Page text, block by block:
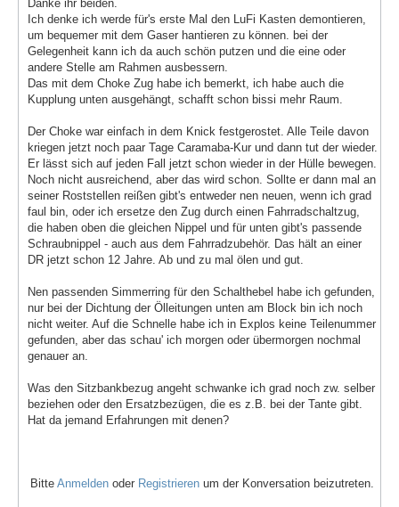
Danke ihr beiden.
Ich denke ich werde für's erste Mal den LuFi Kasten demontieren,
um bequemer mit dem Gaser hantieren zu können. bei der
Gelegenheit kann ich da auch schön putzen und die eine oder
andere Stelle am Rahmen ausbessern.
Das mit dem Choke Zug habe ich bemerkt, ich habe auch die
Kupplung unten ausgehängt, schafft schon bissi mehr Raum.
Der Choke war einfach in dem Knick festgerostet. Alle Teile davon
kriegen jetzt noch paar Tage Caramaba-Kur und dann tut der wieder.
Er lässt sich auf jeden Fall jetzt schon wieder in der Hülle bewegen.
Noch nicht ausreichend, aber das wird schon. Sollte er dann mal an
seiner Roststellen reißen gibt's entweder nen neuen, wenn ich grad
faul bin, oder ich ersetze den Zug durch einen Fahrradschaltzug,
die haben oben die gleichen Nippel und für unten gibt's passende
Schraubnippel - auch aus dem Fahrradzubehör. Das hält an einer
DR jetzt schon 12 Jahre. Ab und zu mal ölen und gut.
Nen passenden Simmerring für den Schalthebel habe ich gefunden,
nur bei der Dichtung der Ölleitungen unten am Block bin ich noch
nicht weiter. Auf die Schnelle habe ich in Explos keine Teilenummer
gefunden, aber das schau' ich morgen oder übermorgen nochmal
genauer an.
Was den Sitzbankbezug angeht schwanke ich grad noch zw. selber
beziehen oder den Ersatzbezügen, die es z.B. bei der Tante gibt.
Hat da jemand Erfahrungen mit denen?
Bitte Anmelden oder Registrieren um der Konversation beizutreten.